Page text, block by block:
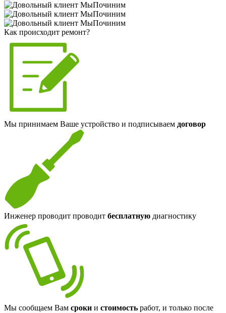
Как происходит ремонт?
Мы принимаем Ваше устройство и подписываем договор
Инженер проводит проводит бесплатную диагностику
Мы сообщаем Вам сроки и стоимость работ, и только после